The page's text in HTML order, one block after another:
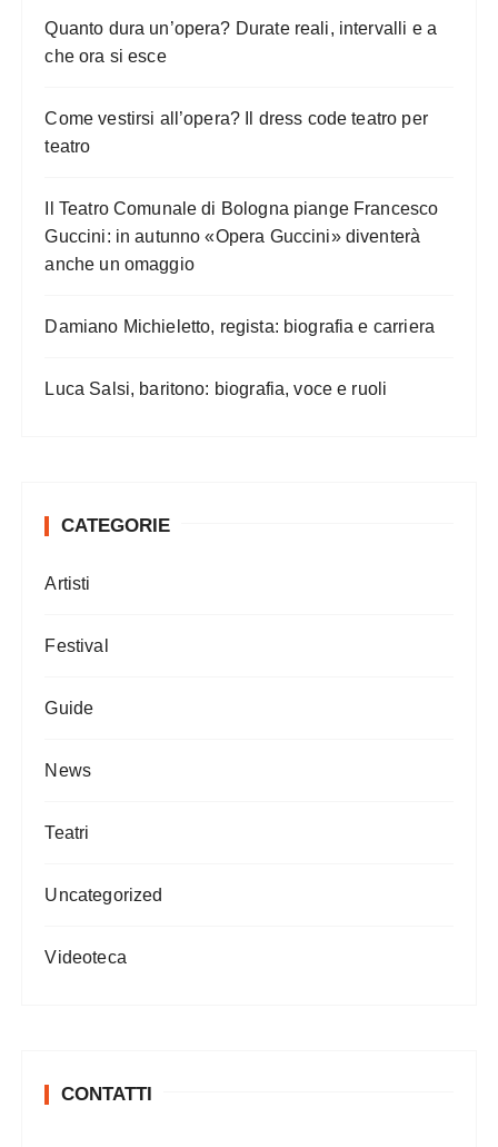
Quanto dura un’opera? Durate reali, intervalli e a
che ora si esce
Come vestirsi all’opera? Il dress code teatro per
teatro
Il Teatro Comunale di Bologna piange Francesco
Guccini: in autunno «Opera Guccini» diventerà
anche un omaggio
Damiano Michieletto, regista: biografia e carriera
Luca Salsi, baritono: biografia, voce e ruoli
CATEGORIE
Artisti
Festival
Guide
News
Teatri
Uncategorized
Videoteca
CONTATTI